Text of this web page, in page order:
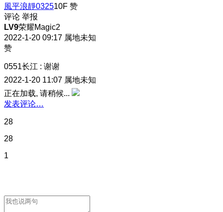
風平浪靜032510F 赞
评论 举报
LV9荣耀Magic2
2022-1-20 09:17 属地未知
赞
0551长江 : 谢谢
2022-1-20 11:07 属地未知
正在加载, 请稍候...
发表评论…
28
28
1